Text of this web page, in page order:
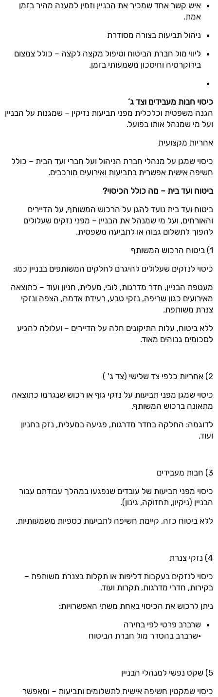
איש קשר אחד שמכיר את הבניין וזמין למענה מהיר בזמן
אמת.
ניהול תביעות בצורה מסודרת
ליווי מול חברת הביטוח וטיפול מקצה לקצה – כולל צמצום
בירוקרטיה וחיסכון משמעותי בזמן.
כיסוי חבות מעבידים וצד ג’
הגנה משפטית וכלכלית מפני תביעות נזיקין – שמגנות על הבניין
ועל מי שמנהל אותו בפועל.
אחריות מקצועית
כיסוי שמגן על מנהלי חברת הניהול ועל חברי ועד הבית – כולל
חשיפה אישית אפשרית בתביעות ואירועים מורכבים.
ביטוח ועד בית – מה כולל הכיסוי?
ביטוח ועד בית נועד להגן על הרכוש המשותף, על הדיירים
והאורחים, ועל מי שמנהל את הבניין – מפני נזקים שעלולים
להפוך לתשלום גבוה או לתביעה משפטית.
1) ביטוח הרכוש המשותף
כיסוי לנזקים שעלולים להיגרם לחלקים המשותפים בבניין כמו:
מעטפת הבניין, חדר מדרגות, לובי, מעלית, חניון ועוד – כתוצאה
מאירועים כגון שריפה, נזקי טבע, רעידת אדמה, הצפה ונזקי
צנרת משותפת.
ללא ביטוח, עלות התיקונים חלה על הדיירים – ועלולה להגיע
לסכומים גבוהים מאוד.
2) אחריות כלפי צד שלישי (צד ג' )
כיסוי שמגן מפני תביעות על נזקי גוף או רכוש שנגרמו כתוצאה
מתאונה ברכוש המשותף.
לדוגמה: החלקה בחדר מדרגות, פגיעה במעלית, נזק בחניון
ועוד.
3) חבות מעבידים
כיסוי מפני תביעות של עובדים שנפגעו במהלך עבודתם עבור
הבניין (ניקיון, תחזוקה, גינון).
ללא ביטוח כזה, קיימת חשיפה לתביעות כספיות משמעותיות.
4) נזקי צנרת
כיסוי לנזקים בעקבות דליפות או תקלות בצנרת משותפת –
בקירות, חדרי מדרגות, תקרות ועוד.
ניתן לרכוש את הכיסוי באחת משתי האפשרויות:
שרברב פרטי לפי בחירה
•שרברב בהסדר מול חברת הביטוח
5) שקט נפשי למנהלי הבניין
כיסוי שמקטין חשיפה אישית לתשלומים ותביעות – ומאפשר